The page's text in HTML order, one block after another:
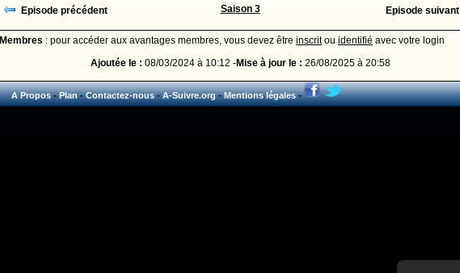
Episode précédent Saison 3 Episode suivant
Membres : pour accéder aux avantages membres, vous devez être inscritou identifié avec votre login
Ajoutée le : 08/03/2024 à 10:12 -Mise à jour le : 26/08/2025 à 20:58
A Propos-Plan-Contactez-nous-A-Suivre.org-Mentions légales-